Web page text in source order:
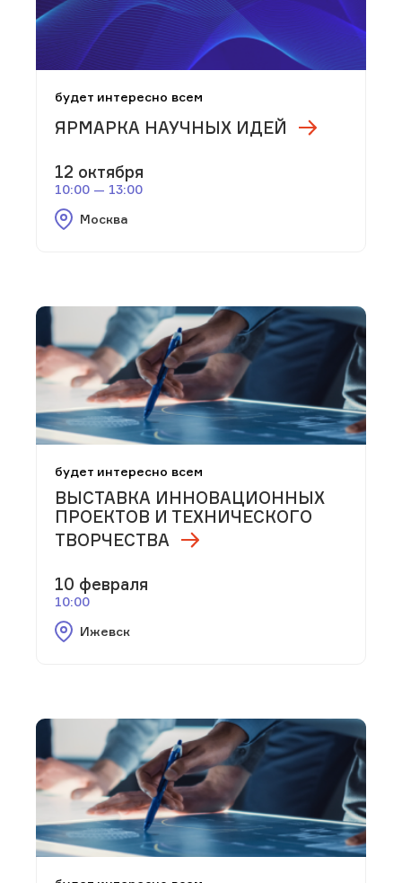
будет интересно всем
ЯРМАРКА НАУЧНЫХ ИДЕЙ
12 октября
10:00 — 13:00
Москва
будет интересно всем
ВЫСТАВКА ИННОВАЦИОННЫХ
ПРОЕКТОВ И ТЕХНИЧЕСКОГО
ТВОРЧЕСТВА
10 февраля
10:00
Ижевск